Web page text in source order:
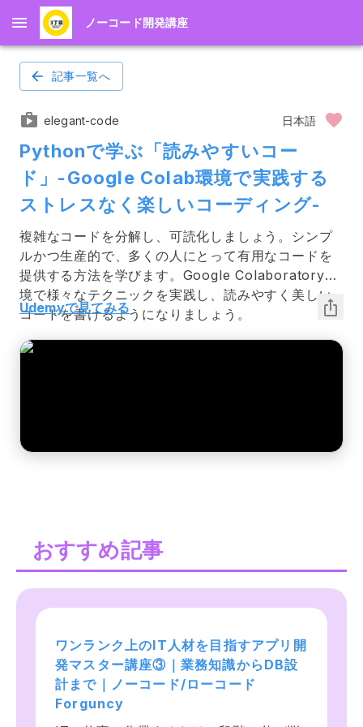
ノーコード開発講座
記事一覧へ
elegant-code 日本語
Pythonで学ぶ「読みやすいコー
ド」-Google Colab環境で実践する
ストレスなく楽しいコーディング-
複雑なコードを分解し、可読化しましょう。シンプ
ルかつ生産的で、多くの人にとって有用なコードを
提供する方法を学びます。Google Colaboratory環
境で様々なテクニックを実践し、読みやすく美しい
コードを書けるようになりましょう。
Udemyで見てみる
おすすめ記事
ワンランク上のIT人材を目指すアプリ開
発マスター講座③｜業務知識からDB設
計まで｜ノーコード/ローコード
Forguncy
ワンランク上のIT人材を目指すアプリ開
発マスター講座①｜業務知識からDB設
計まで｜ノーコード/ローコード
Forguncy
ワンランク上のIT人材を目指すアプリ開
発マスター講座②｜業務知識からDB設
計まで｜ノーコード/ローコード
Forguncy